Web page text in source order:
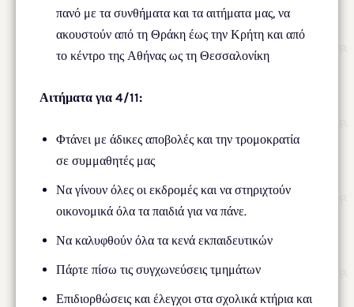
πανό με τα συνθήματα και τα αιτήματα μας, να
ακουστούν από τη Θράκη έως την Κρήτη και από
το κέντρο της Αθήνας ως τη Θεσσαλονίκη
Αιτήματα για 4/11:
Φτάνει με άδικες αποβολές και την τρομοκρατία
σε συμμαθητές μας
Να γίνουν όλες οι εκδρομές και να στηριχτούν
οικονομικά όλα τα παιδιά για να πάνε.
Να καλυφθούν όλα τα κενά εκπαιδευτικών
Πάρτε πίσω τις συγχωνεύσεις τμημάτων
Επιδιορθώσεις και έλεγχοι στα σχολικά κτήρια και